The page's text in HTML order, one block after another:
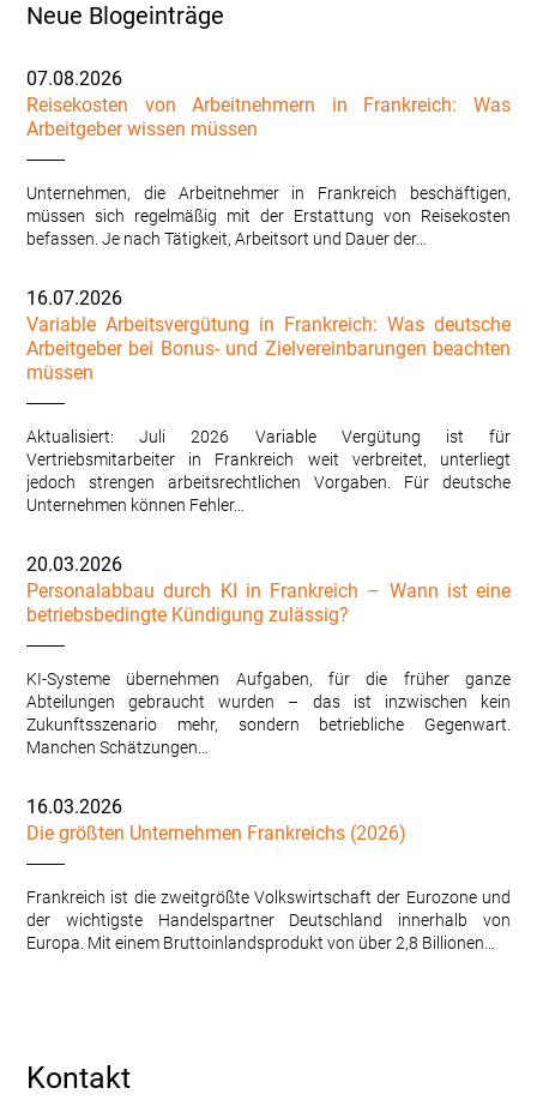
Neue Blogeinträge
07.08.2026
Reisekosten von Arbeitnehmern in Frankreich: Was
Arbeitgeber wissen müssen
Unternehmen, die Arbeitnehmer in Frankreich beschäftigen,
müssen sich regelmäßig mit der Erstattung von Reisekosten
befassen. Je nach Tätigkeit, Arbeitsort und Dauer der…
16.07.2026
Variable Arbeitsvergütung in Frankreich: Was deutsche
Arbeitgeber bei Bonus- und Zielvereinbarungen beachten
müssen
Aktualisiert: Juli 2026 Variable Vergütung ist für
Vertriebsmitarbeiter in Frankreich weit verbreitet, unterliegt
jedoch strengen arbeitsrechtlichen Vorgaben. Für deutsche
Unternehmen können Fehler…
20.03.2026
Personalabbau durch KI in Frankreich – Wann ist eine
betriebsbedingte Kündigung zulässig?
KI-Systeme übernehmen Aufgaben, für die früher ganze
Abteilungen gebraucht wurden – das ist inzwischen kein
Zukunftsszenario mehr, sondern betriebliche Gegenwart.
Manchen Schätzungen…
16.03.2026
Die größten Unternehmen Frankreichs (2026)
Frankreich ist die zweitgrößte Volkswirtschaft der Eurozone und
der wichtigste Handelspartner Deutschland innerhalb von
Europa. Mit einem Bruttoinlandsprodukt von über 2,8 Billionen…
Kontakt